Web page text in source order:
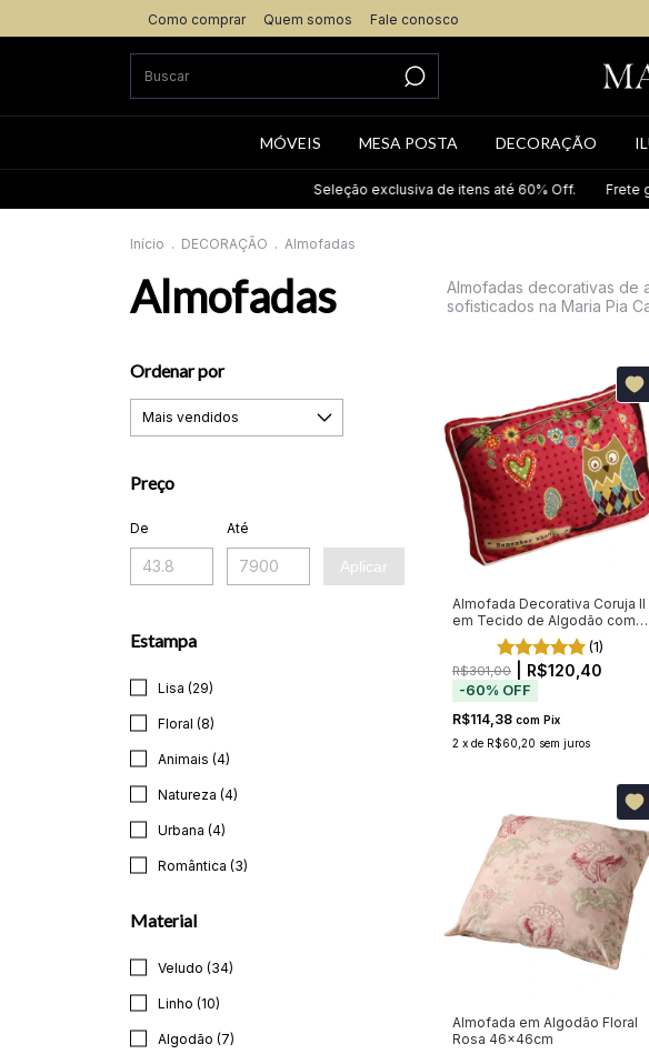
Como comprar Quem somos Fale conosco
MÓVEIS MESA POSTA DECORAÇÃO
Seleção exclusiva de itens até 60% Off. Frete grátis para
Início . DECORAÇÃO . Almofadas
Almofadas
Almofadas decorativas de
sofisticados na Maria Pia
Ordenar por
Preço
De Até
Aplicar
Estampa
Lisa (29)
Floral (8)
Animais (4)
Natureza (4)
Urbana (4)
Romântica (3)
Material
Veludo (34)
Linho (10)
Algodão (7)
Almofada Decorativa Coruja II
em Tecido de Algodão com
Enchimento
(1)
R$301,00 | R$120,40
-60% OFF
R$114,38 com Pix
2 x de R$60,20 sem juros
Almofada em Algodão Floral
Rosa 46x46cm